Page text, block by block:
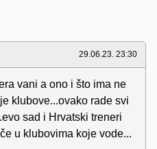
29.06.23. 23:30
vani a ono i što ima ne
klubove...ovako rade svi
sad i Hrvatski treneri
u klubovima koje vode...